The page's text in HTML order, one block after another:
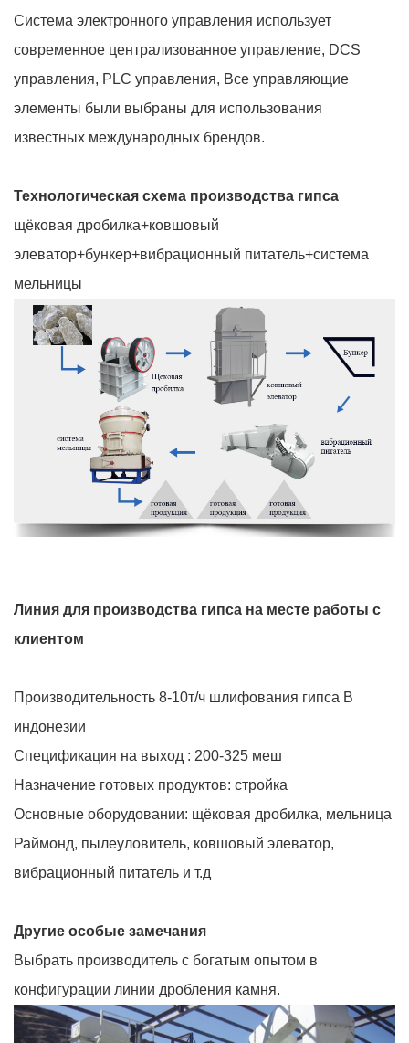
Система электронного управления использует
современное централизованное управление, DCS
управления, PLC управления, Все управляющие
элементы были выбраны для использования
известных международных брендов.
Технологическая схема производства гипса
щёковая дробилка+ковшовый
элеватор+бункер+вибрационный питатель+система
мельницы
Линия для производства гипса на месте работы с
клиентом
Производительность 8-10т/ч шлифования гипса В
индонезии
Спецификация на выход : 200-325 меш
Назначение готовых продуктов: стройка
Основные оборудовании: щёковая дробилка, мельница
Раймонд, пылеуловитель, ковшовый элеватор,
вибрационный питатель и т.д
Другие особые замечания
Выбрать производитель с богатым опытом в
конфигурации линии дробления камня.